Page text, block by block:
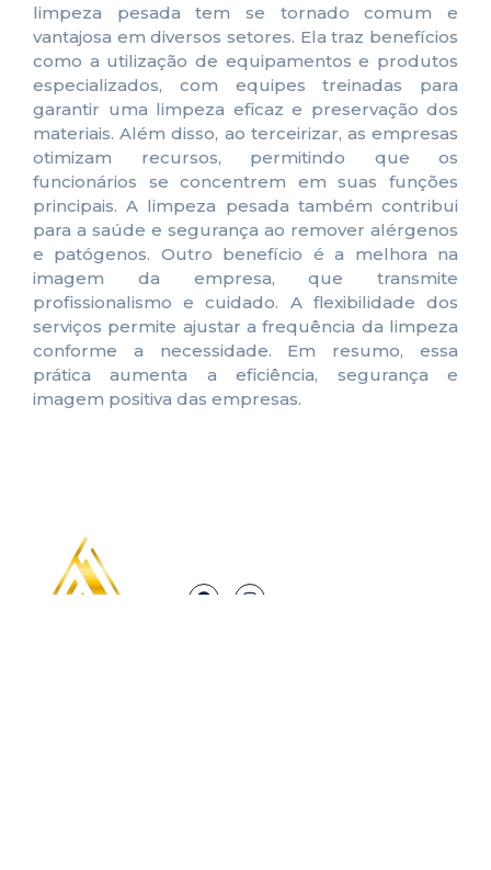
limpeza pesada tem se tornado comum e
vantajosa em diversos setores. Ela traz benefícios
como a utilização de equipamentos e produtos
especializados, com equipes treinadas para
garantir uma limpeza eficaz e preservação dos
materiais. Além disso, ao terceirizar, as empresas
otimizam recursos, permitindo que os
funcionários se concentrem em suas funções
principais. A limpeza pesada também contribui
para a saúde e segurança ao remover alérgenos
e patógenos. Outro benefício é a melhora na
imagem da empresa, que transmite
profissionalismo e cuidado. A flexibilidade dos
serviços permite ajustar a frequência da limpeza
conforme a necessidade. Em resumo, essa
prática aumenta a eficiência, segurança e
imagem positiva das empresas.